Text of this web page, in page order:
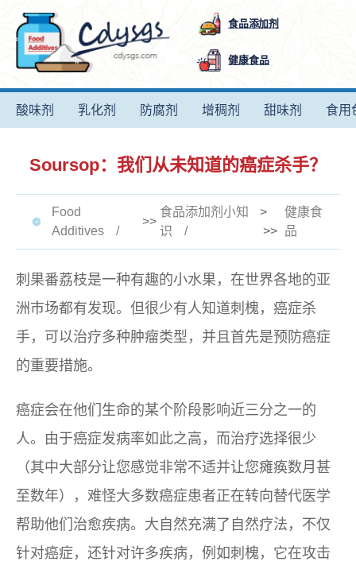
食品添加剂
健康食品
酸味剂 乳化剂 防腐剂 增稠剂 甜味剂 食用
Soursop：我们从未知道的癌症杀手？
Food
Additives
>>
食品添加剂小知
识
>
>>
健康食
品
刺果番荔枝是一种有趣的小水果，在世界各地的亚
洲市场都有发现。但很少有人知道刺槐，癌症杀
手，可以治疗多种肿瘤类型，并且首先是预防癌症
的重要措施。
癌症会在他们生命的某个阶段影响近三分之一的
人。由于癌症发病率如此之高，而治疗选择很少
（其中大部分让您感觉非常不适并让您瘫痪数月甚
至数年），难怪大多数癌症患者正在转向替代医学
帮助他们治愈疾病。大自然充满了自然疗法，不仅
针对癌症，还针对许多疾病，例如刺槐，它在攻击